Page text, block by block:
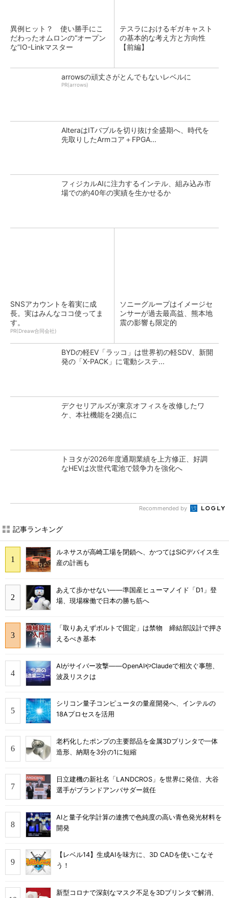
異例ヒット？ 使い勝手にこ
だわったオムロンの“オープン
な”IO-Linkマスター
テスラにおけるギガキャスト
の基本的な考え方と方向性
【前編】
arrowsの頑丈さがとんでもないレベルに
PR(arrows)
AlteraはITバブルを切り抜け全盛期へ、時代を
先取りしたArmコア＋FPGA...
フィジカルAIに注力するインテル、組み込み市
場での約40年の実績を生かせるか
SNSアカウントを着実に成
長。実はみんなココ使ってま
す。
PR(Dreaw合同会社)
ソニーグループはイメージセ
ンサーが過去最高益、熊本地
震の影響も限定的
BYDの軽EV「ラッコ」は世界初の軽SDV、新開
発の「X-PACK」に電動システ...
デクセリアルズが東京オフィスを改修したワ
ケ、本社機能を2拠点に
トヨタが2026年度通期業績を上方修正、好調
なHEVは次世代電池で競争力を強化へ
Recommended by
記事ランキング
ルネサスが高崎工場を閉鎖へ、かつてはSiCデバイス生
産の計画も
あえて歩かせない――準国産ヒューマノイド「D1」登
場、現場稼働で日本の勝ち筋へ
「取りあえずボルトで固定」は禁物 締結部設計で押さ
えるべき基本
AIがサイバー攻撃――OpenAIやClaudeで相次ぐ事態、
波及リスクは
シリコン量子コンピュータの量産開発へ、インテルの
18Aプロセスを活用
老朽化したポンプの主要部品を金属3Dプリンタで一体
造形、納期を3分の1に短縮
日立建機の新社名「LANDCROS」を世界に発信、大谷
選手がブランドアンバサダー就任
AIと量子化学計算の連携で色純度の高い青色発光材料を
開発
【レベル14】生成AIを味方に、3D CADを使いこなそ
う！
新型コロナで深刻なマスク不足を3Dプリンタで解消、